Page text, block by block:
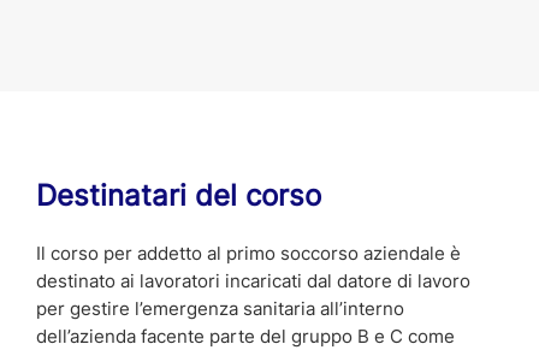
Destinatari del corso
Il corso per addetto al primo soccorso aziendale è
destinato ai lavoratori incaricati dal datore di lavoro
per gestire l’emergenza sanitaria all’interno
dell’azienda facente parte del gruppo B e C come